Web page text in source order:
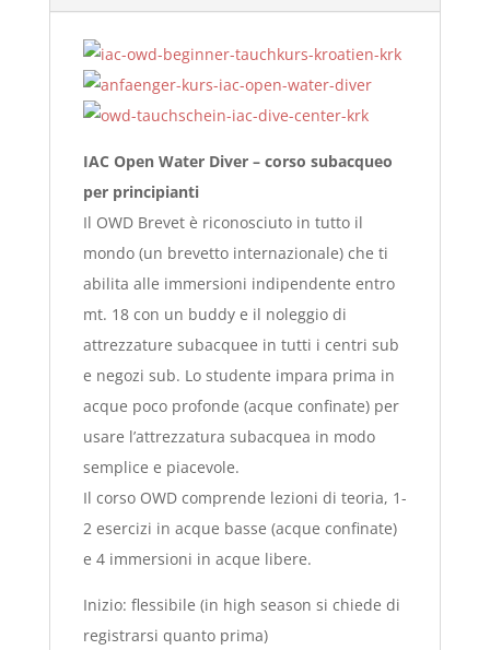
IAC Open Water Diver – corso subacqueo
per principianti
Il OWD Brevet è riconosciuto in tutto il
mondo (un brevetto internazionale) che ti
abilita alle immersioni indipendente entro
mt. 18 con un buddy e il noleggio di
attrezzature subacquee in tutti i centri sub
e negozi sub. Lo studente impara prima in
acque poco profonde (acque confinate) per
usare l’attrezzatura subacquea in modo
semplice e piacevole.
Il corso OWD comprende lezioni di teoria, 1-
2 esercizi in acque basse (acque confinate)
e 4 immersioni in acque libere.
Inizio: flessibile (in high season si chiede di
registrarsi quanto prima)